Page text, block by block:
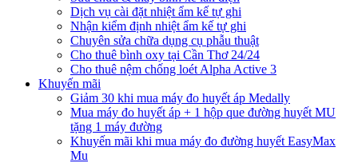
Dịch vụ cài đặt nhiệt ẩm kế tự ghi
Nhận kiểm định nhiệt ẩm kế tự ghi
Chuyên sửa chữa dụng cụ phẫu thuật
Cho thuê bình oxy tại Cần Thơ 24/24
Cho thuê nệm chống loét Alpha Active 3
Khuyến mãi
Giảm 30 khi mua máy đo huyết áp Medally
Mua máy đo huyết áp + 1 hộp que đường huyết MU
tặng 1 máy đường
Khuyến mãi khi mua máy đo đường huyết EasyMax
Mu